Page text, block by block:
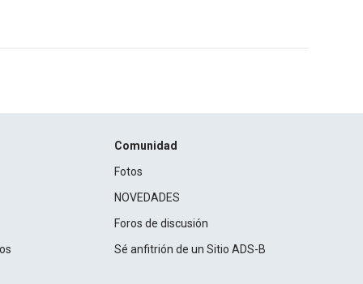
Comunidad
Fotos
NOVEDADES
Foros de discusión
Sé anfitrión de un Sitio ADS-B